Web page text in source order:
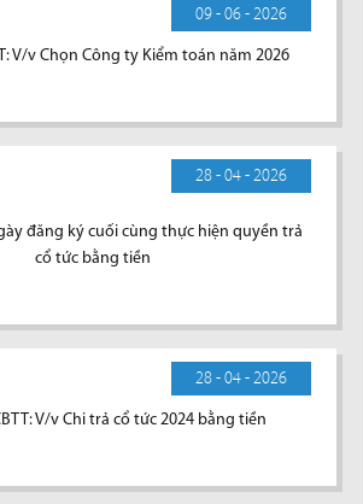
09 - 06 - 2026
V/v Chọn Công ty Kiểm toán năm 2026
28 - 04 - 2026
đăng ký cuối cùng thực hiện quyền trả
cổ tức bằng tiền
28 - 04 - 2026
V/v Chi trả cổ tức 2024 bằng tiền